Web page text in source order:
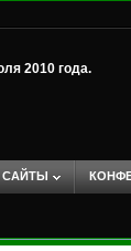
2010 года.
САЙТЫ